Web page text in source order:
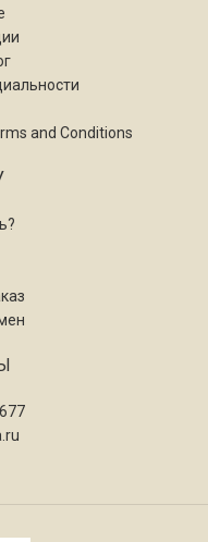
and Conditions